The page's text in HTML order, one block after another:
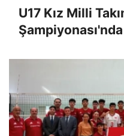
U17 Kız Milli